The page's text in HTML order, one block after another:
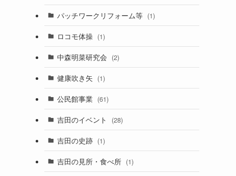
パッチワークリフォーム等 (1)
ロコモ体操 (1)
中森明菜研究会 (2)
健康吹き矢 (1)
公民館事業 (61)
吉田のイベント (28)
吉田の史跡 (1)
吉田の見所・食べ所 (1)